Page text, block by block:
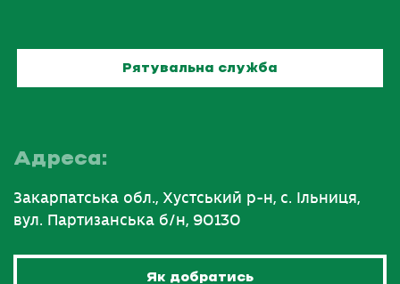
Рятувальна служба
Адреса:
Закарпатська обл., Хустський р-н, с. Ільниця,
вул. Партизанська б/н, 90130
Як добратись